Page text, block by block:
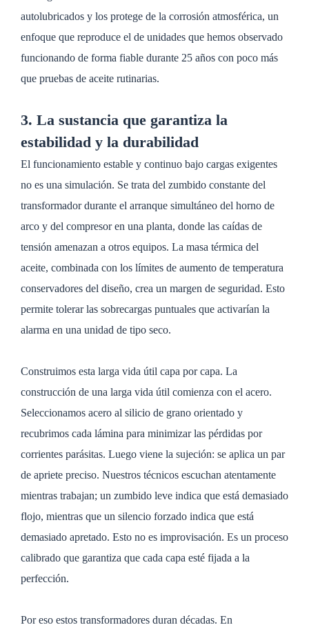
autolubricados y los protege de la corrosión atmosférica, un
enfoque que reproduce el de unidades que hemos observado
funcionando de forma fiable durante 25 años con poco más
que pruebas de aceite rutinarias.
3. La sustancia que garantiza la
estabilidad y la durabilidad
El funcionamiento estable y continuo bajo cargas exigentes
no es una simulación. Se trata del zumbido constante del
transformador durante el arranque simultáneo del horno de
arco y del compresor en una planta, donde las caídas de
tensión amenazan a otros equipos. La masa térmica del
aceite, combinada con los límites de aumento de temperatura
conservadores del diseño, crea un margen de seguridad. Esto
permite tolerar las sobrecargas puntuales que activarían la
alarma en una unidad de tipo seco.
Construimos esta larga vida útil capa por capa. La
construcción de una larga vida útil comienza con el acero.
Seleccionamos acero al silicio de grano orientado y
recubrimos cada lámina para minimizar las pérdidas por
corrientes parásitas. Luego viene la sujeción: se aplica un par
de apriete preciso. Nuestros técnicos escuchan atentamente
mientras trabajan; un zumbido leve indica que está demasiado
flojo, mientras que un silencio forzado indica que está
demasiado apretado. Esto no es improvisación. Es un proceso
calibrado que garantiza que cada capa esté fijada a la
perfección.
Por eso estos transformadores duran décadas. En